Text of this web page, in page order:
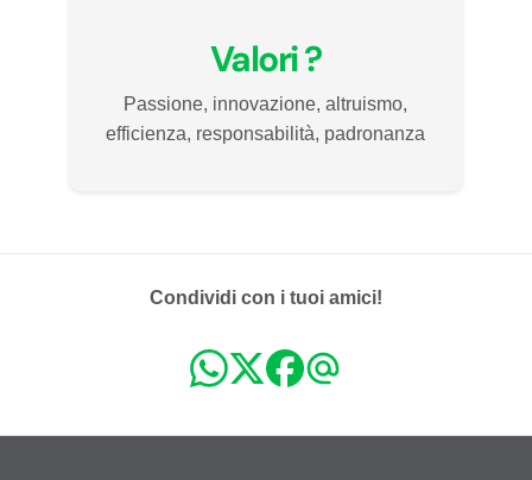
Valori ?
Passione, innovazione, altruismo,
efficienza, responsabilità, padronanza
Condividi con i tuoi amici!